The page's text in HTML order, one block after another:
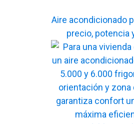
Aire acondicionado
precio, potencia